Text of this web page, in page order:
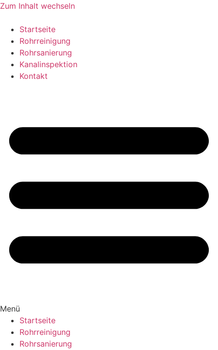
Zum Inhalt wechseln
Startseite
Rohrreinigung
Rohrsanierung
Kanalinspektion
Kontakt
Menü
Startseite
Rohrreinigung
Rohrsanierung